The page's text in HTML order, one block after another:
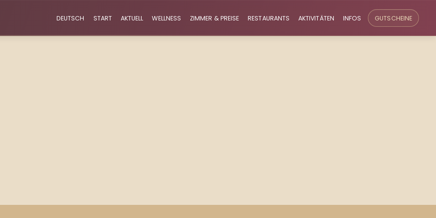
DEUTSCH START AKTUELL WELLNESS ZIMMER & PREISE RESTAURANTS AKTIVITÄTEN INFOS GUTSCHEINE